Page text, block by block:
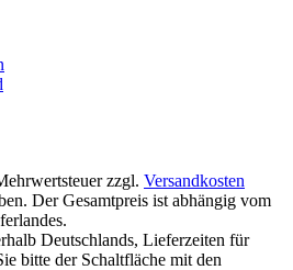
zzgl. Versandkosten
Der Gesamtpreis ist abhängig vom
Deutschlands, Lieferzeiten für
bitte der Schaltfläche mit den